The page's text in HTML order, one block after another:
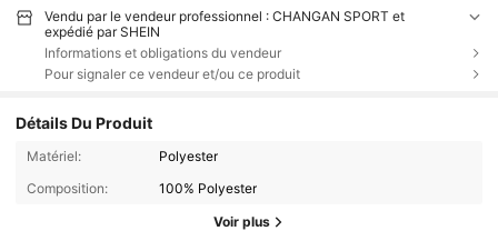
Vendu par le vendeur professionnel : CHANGAN SPORT et
expédié par SHEIN
Informations et obligations du vendeur
Pour signaler ce vendeur et/ou ce produit
Détails Du Produit
Matériel:
Polyester
Composition:
100% Polyester
Voir plus